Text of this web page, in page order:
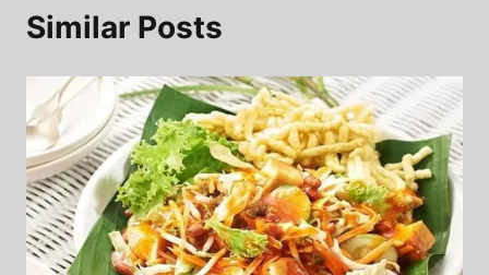
Similar Posts